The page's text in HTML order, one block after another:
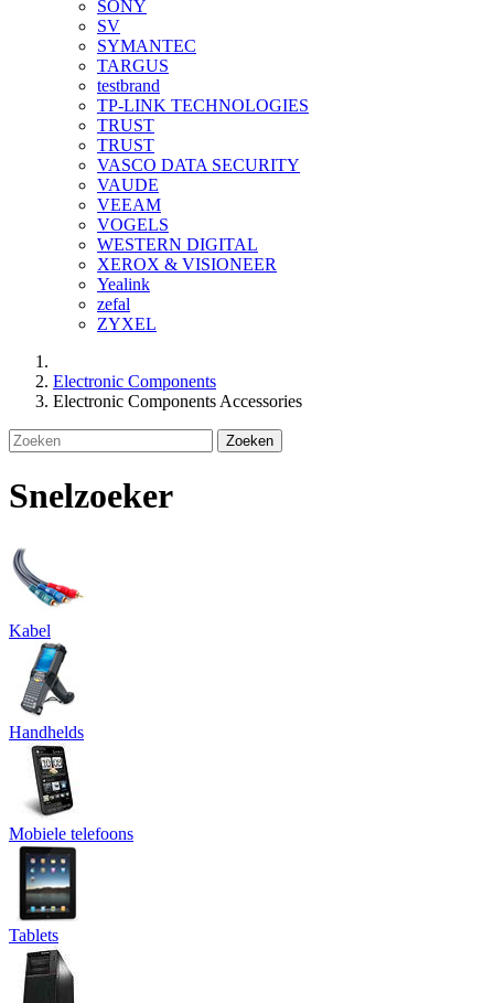
SONY
SV
SYMANTEC
TARGUS
testbrand
TP-LINK TECHNOLOGIES
TRUST
TRUST
VASCO DATA SECURITY
VAUDE
VEEAM
VOGELS
WESTERN DIGITAL
XEROX & VISIONEER
Yealink
zefal
ZYXEL
Electronic Components
Electronic Components Accessories
Zoeken
Snelzoeker
Kabel
Handhelds
Mobiele telefoons
Tablets